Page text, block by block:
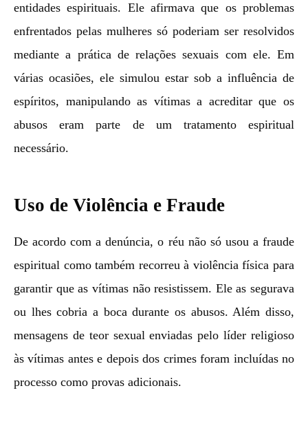
entidades espirituais. Ele afirmava que os problemas
enfrentados pelas mulheres só poderiam ser resolvidos
mediante a prática de relações sexuais com ele. Em
várias ocasiões, ele simulou estar sob a influência de
espíritos, manipulando as vítimas a acreditar que os
abusos eram parte de um tratamento espiritual
necessário.
Uso de Violência e Fraude
De acordo com a denúncia, o réu não só usou a fraude
espiritual como também recorreu à violência física para
garantir que as vítimas não resistissem. Ele as segurava
ou lhes cobria a boca durante os abusos. Além disso,
mensagens de teor sexual enviadas pelo líder religioso
às vítimas antes e depois dos crimes foram incluídas no
processo como provas adicionais.